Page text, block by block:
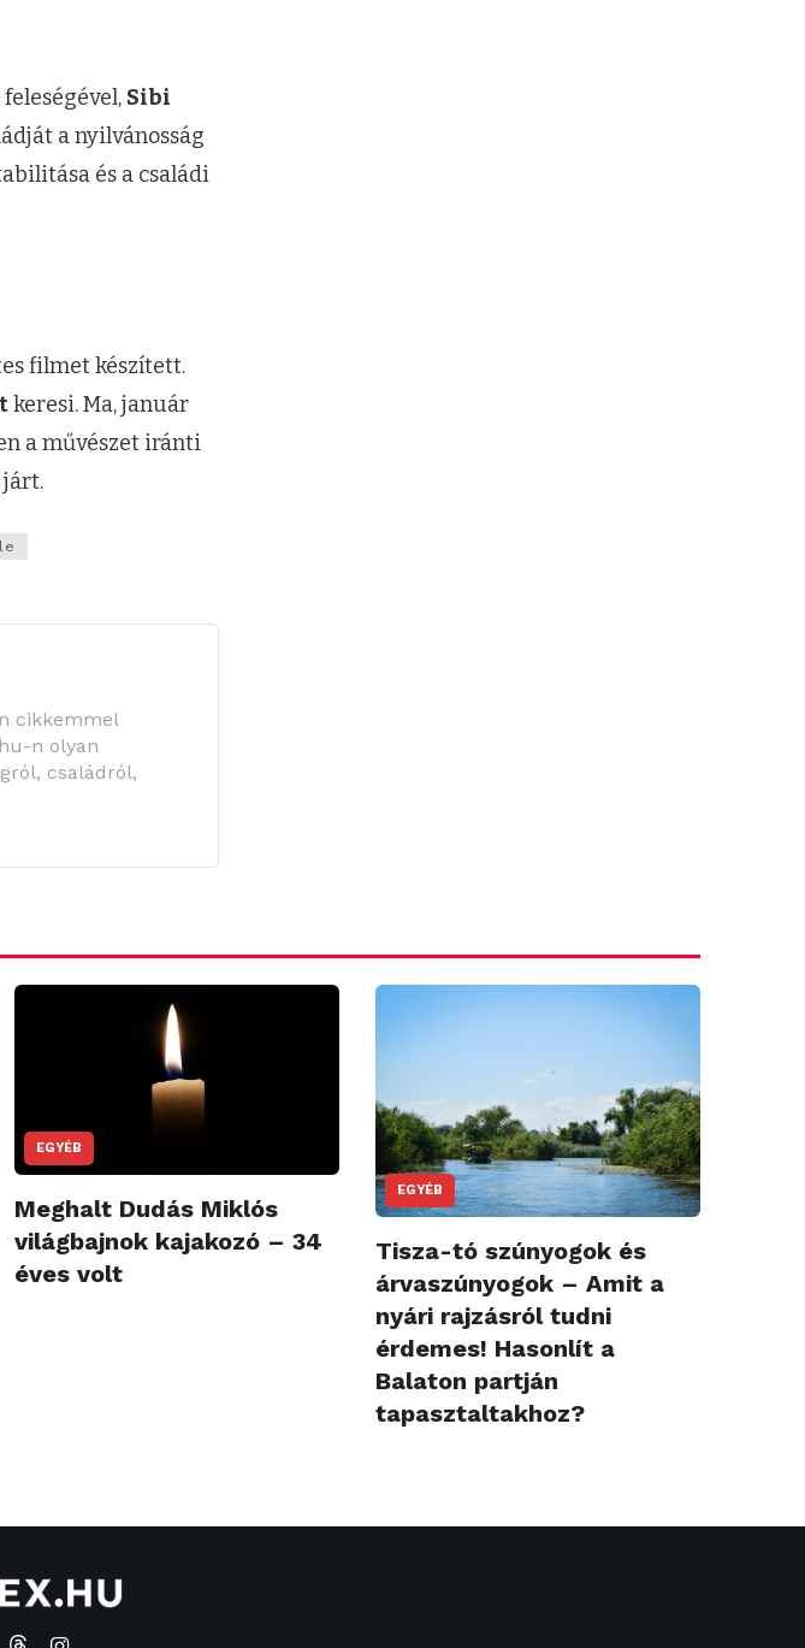
Sibi
a nyilvánosság
és a családi
filmet készített.
keresi. Ma, január
a művészet iránti
járt.
cikkemmel
n olyan
családról,
EGYÉB
Meghalt Dudás Miklós
világbajnok kajakozó – 34
éves volt
EGYÉB
Tisza-tó szúnyogok és
árvaszúnyogok – Amit a
nyári rajzásról tudni
érdemes! Hasonlít a
Balaton partján
tapasztaltakhoz?